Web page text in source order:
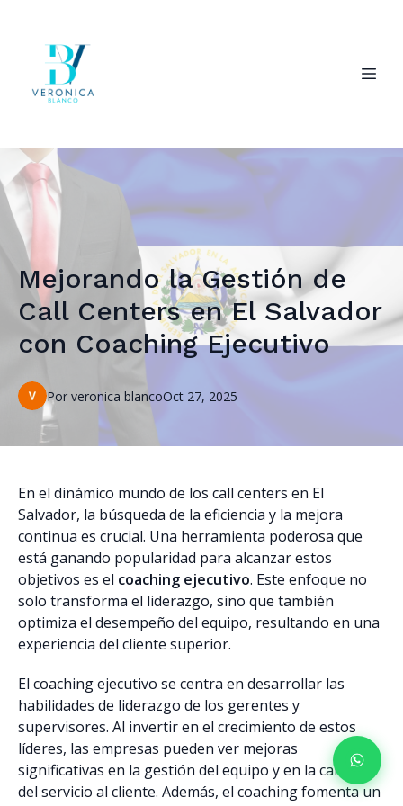
Mejorando la Gestión de
Call Centers en El Salvador
con Coaching Ejecutivo
Oct 27, 2025
Por veronica blanco
En el dinámico mundo de los call centers en El
Salvador, la búsqueda de la eficiencia y la mejora
continua es crucial. Una herramienta poderosa que
está ganando popularidad para alcanzar estos
objetivos es el coaching ejecutivo. Este enfoque no
solo transforma el liderazgo, sino que también
optimiza el desempeño del equipo, resultando en una
experiencia del cliente superior.
El coaching ejecutivo se centra en desarrollar las
habilidades de liderazgo de los gerentes y
supervisores. Al invertir en el crecimiento de estos
líderes, las empresas pueden ver mejoras
significativas en la gestión del equipo y en la calidad
del servicio al cliente. Además, el coaching fomenta un